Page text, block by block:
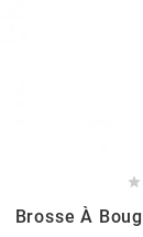

Brosse À